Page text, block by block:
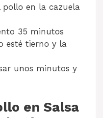
pollo en la cazuela
35 minutos
esté tierno y la
unos minutos y
en Salsa